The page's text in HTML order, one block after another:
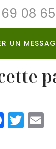
08
UN